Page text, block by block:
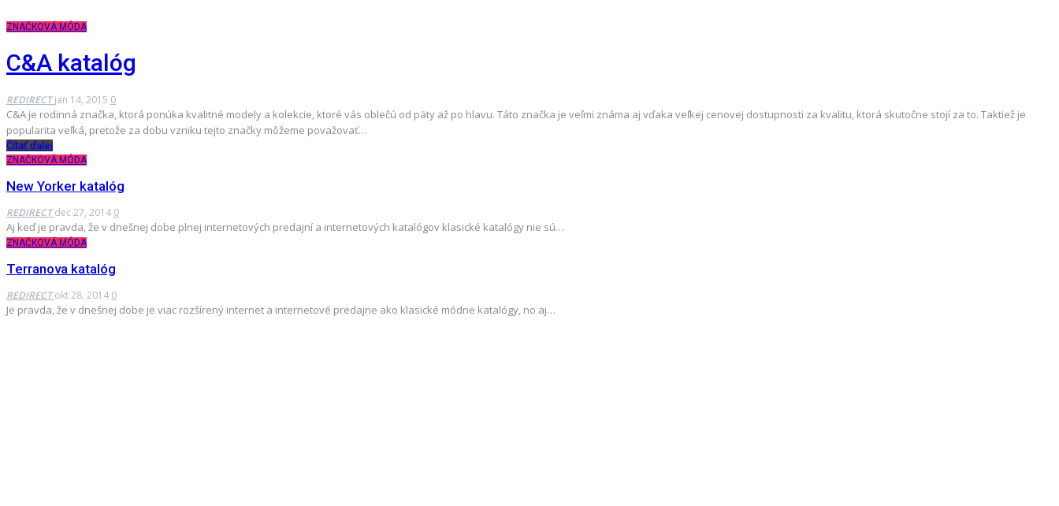
ZNAČKOVÁ MÓDA
C&A katalóg
REDIRECTjan 14, 2015 0
C&A je rodinná značka, ktorá ponúka kvalitné modely a kolekcie, ktoré vás oblečú od päty až po hlavu. Táto značka je veľmi známa aj vďaka veľkej cenovej dostupnosti za kvalitu, ktorá skutočne stojí za to. Taktiež je
popularita veľká, pretože za dobu vzniku tejto značky môžeme považovať…
Čítať ďalej
ZNAČKOVÁ MÓDA
New Yorker katalóg
REDIRECTdec 27, 2014 0
Aj keď je pravda, že v dnešnej dobe plnej internetových predajní a internetových katalógov klasické katalógy nie sú…
ZNAČKOVÁ MÓDA
Terranova katalóg
REDIRECTokt 28, 2014 0
Je pravda, že v dnešnej dobe je viac rozšírený internet a internetové predajne ako klasické módne katalógy, no aj…